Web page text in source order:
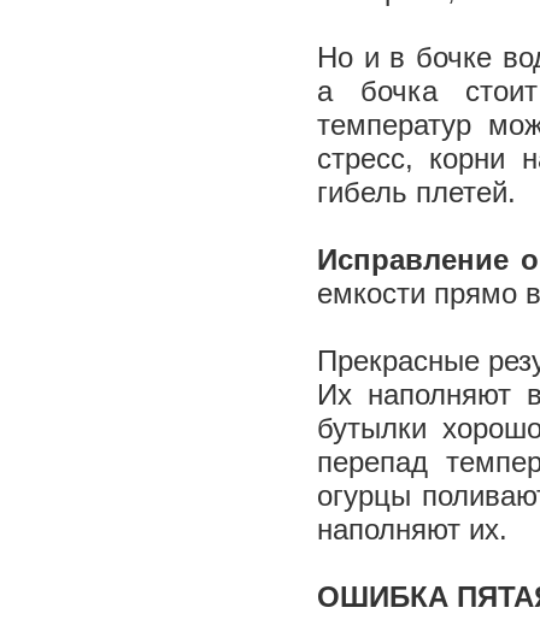
Но и в бочке
а бочка
температур
стресс, корни
гибель плетей.
Исправление
емкости прямо
Прекрасные
Их наполняют
бутылки
перепад
огурцы
наполняют их.
ОШИБКА